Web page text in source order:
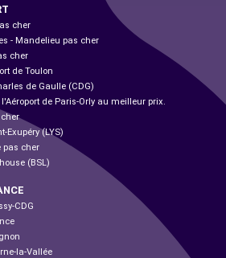
cher
- Mandelieu pas cher
cher
de Toulon
de Gaulle (CDG)
de Paris-Orly au meilleur prix.
Exupéry (LYS)
pas cher
(BSL)
CDG
la-Vallée